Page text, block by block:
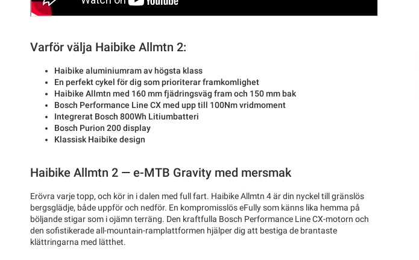
Varför välja Haibike Allmtn 2:
Haibike aluminiumram av högsta klass
En perfekt cykel för dig som prioriterar framkomlighet
Haibike Allmtn med 160 mm fjädringsväg fram och 150 mm bak
Bosch Performance Line CX med upp till 100Nm vridmoment
Integrerat Bosch 800Wh Litiumbatteri
Bosch Purion 200 display
Klassisk Haibike design
Haibike Allmtn 2 — e-MTB Gravity med mersmak
Erövra varje topp, och kör in i dalen med full fart. Haibike Allmtn 4 är din nyckel till gränslös
bergsglädje, både uppför och nedför. En kompromisslös eFully som känns lika hemma på
böljande stigar som i ojämn terräng. Den kraftfulla Bosch Performance Line CX-motorn och
den sofistikerade all-mountain-ramplattformen hjälper dig att bestiga de brantaste
klättringarna med lätthet.